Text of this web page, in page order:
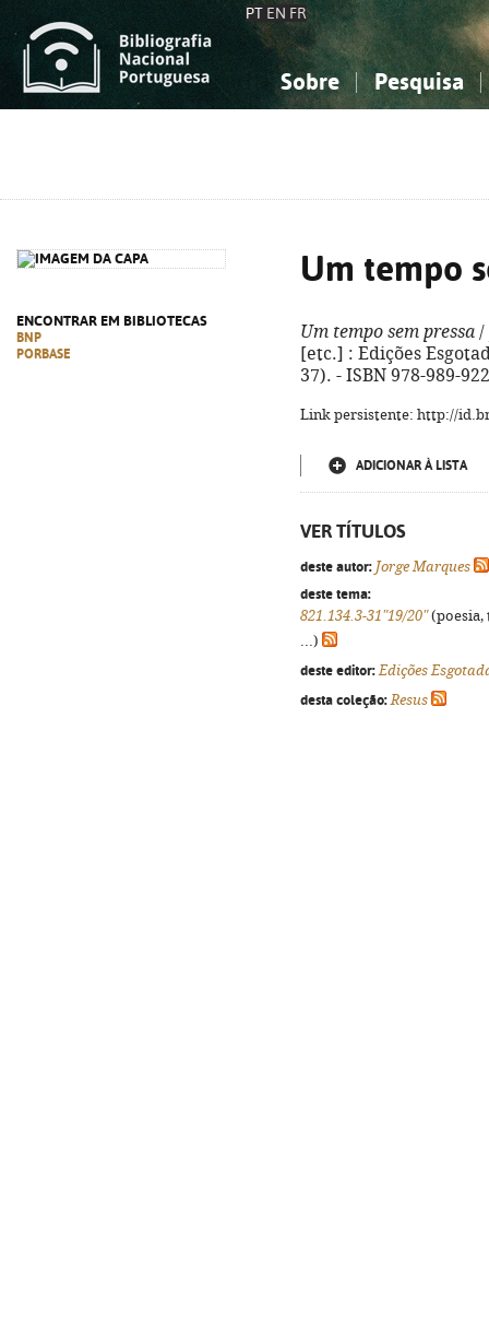
PT EN FR
Sobre Pesquisa
ENCONTRAR EM BIBLIOTECAS
BNP
PORBASE
Um tempo
Um tempo sem pressa /
[etc.] : Edições
37). - ISBN 978-989-
Link persistente: http://
ADICIONAR À LISTA
VER TÍTULOS
deste autor: Jorge Marques
deste tema:
821.134.3-31"19/20"(poesia,
...)
deste editor: Edições
desta coleção: Resus